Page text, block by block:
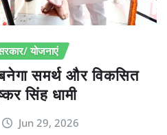
योजनाएं
समर्थ और विकसित
सिंह धामी
Jun 29, 2026